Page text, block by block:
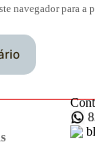
navegador para a